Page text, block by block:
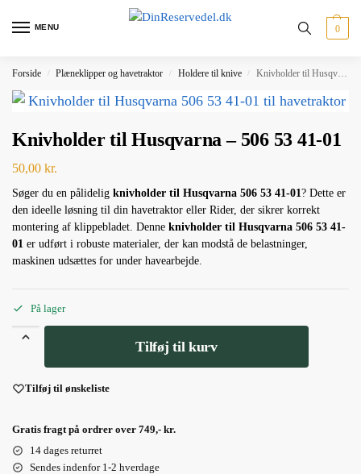
MENU 0
Forside / Plæneklipper og havetraktor / Holdere til knive / Knivholder til Husqvarna – 506 53 41-01
Knivholder til Husqvarna – 506 53 41-01
50,00 kr.
Søger du en pålidelig knivholder til Husqvarna 506 53 41-01? Dette er
den ideelle løsning til din havetraktor eller Rider, der sikrer korrekt
montering af klippebladet. Denne knivholder til Husqvarna 506 53 41-
01 er udført i robuste materialer, der kan modstå de belastninger,
maskinen udsættes for under havearbejde.
På lager
Tilføj til kurv
Tilføj til ønskeliste
Gratis fragt på ordrer over 749,- kr.
14 dages returret
Sendes indenfor 1-2 hverdage